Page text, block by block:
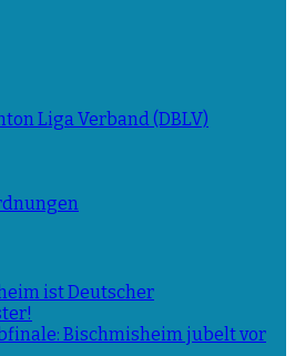
Liga Verband (DBLV)
ist Deutscher
Bischmisheim jubelt vor